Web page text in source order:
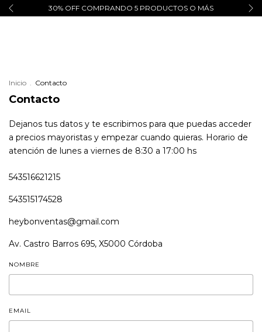
30% OFF COMPRANDO 5 PRODUCTOS O MÁS
Inicio . Contacto
Contacto
Dejanos tus datos y te escribimos para que puedas acceder
a precios mayoristas y empezar cuando quieras. Horario de
atención de lunes a viernes de 8:30 a 17:00 hs
543516621215
543515174528
heybonventas@gmail.com
Av. Castro Barros 695, X5000 Córdoba
NOMBRE
EMAIL